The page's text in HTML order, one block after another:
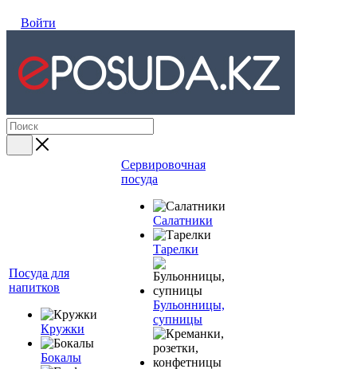
Войти
Посуда для
напитков
Кружки
Бокалы
Сервировочная
посуда
Салатники
Тарелки
Бульонницы,
супницы